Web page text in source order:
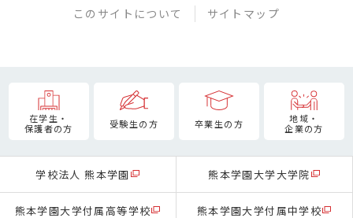
このサイトについて
サイトマップ
在学生・
保護者の方
受験生の方 卒業生の方
地域・
企業の方
学校法人 熊本学園 熊本学園大学大学院
熊本学園大学付属高等学校 熊本学園大学付属中学校